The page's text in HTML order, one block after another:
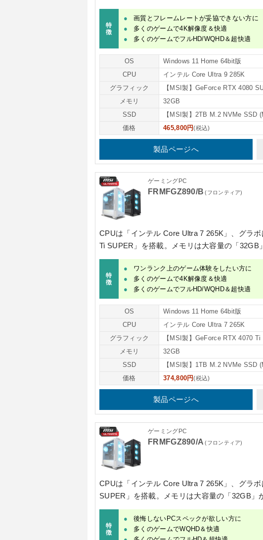
特
徴
画質とフレームレートが妥協できない方に
多くのゲームで4K解像度＆快適
多くのゲームでフルHD/WQHD＆超快適
OS
Windows 11 Home 64bit版
CPU
インテル Core Ultra 9 285K
グラフィック
【MSI製】GeForce RTX 4080
メモリ
32GB
SSD
【MSI製】2TB M.2 NVMe SSD
価格
465,800円(税込)
製品ページへ
ゲーミングPC
FRMFGZ890/B (フロンティア)
CPUは 「インテル Core Ultra 7 265K」 、グラ
Ti SUPER」
を搭載。メモリは大容量の 「32GB」
特
徴
ワンランク上のゲーム体験をしたい方に
多くのゲームで4K解像度＆快適
多くのゲームでフルHD/WQHD＆超快適
OS
Windows 11 Home 64bit版
CPU
インテル Core Ultra 7 265K
グラフィック
【MSI製】GeForce RTX 4070
メモリ
32GB
SSD
【MSI製】1TB M.2 NVMe SSD
価格
374,800円(税込)
製品ページへ
ゲーミングPC
FRMFGZ890/A (フロンティア)
CPUは 「インテル Core Ultra 7 265K」 、グラ
SUPER」
を搭載。メモリは大容量の 「32GB」
特
徴
後悔しないPCスペックが欲しい方に
多くのゲームでWQHD＆快適